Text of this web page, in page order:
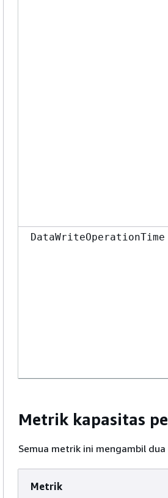
DataWriteOperationTime
MetadataOperationTime
Metrik kapasitas
Semua metrik ini mengambil dua
Metrik